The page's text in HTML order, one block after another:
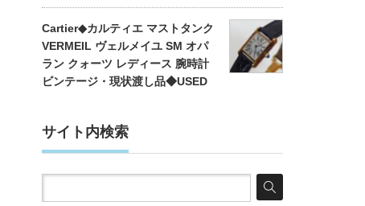
Cartier◆カルティエ マストタンク
VERMEIL ヴェルメイユ SM オパ
ラン クォーツ レディース 腕時計
ビンテージ・現状渡し品◆USED
サイト内検索